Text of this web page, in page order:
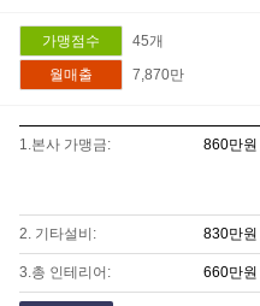
가맹점수 45개
월매출 7,870만
1.본사 가맹금: 860만원
2. 기타설비: 830만원
3.총 인테리어: 660만원